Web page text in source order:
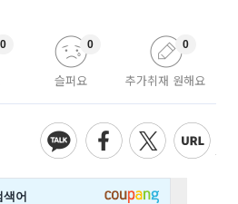
0
슬퍼요
0
추가취재 원해요
0